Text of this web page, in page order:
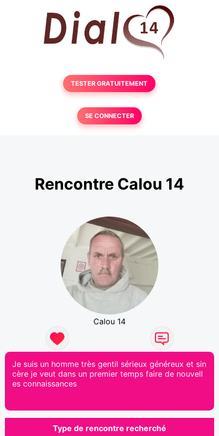
TESTER GRATUITEMENT
SE CONNECTER
Rencontre Calou 14
Calou 14
Je suis un homme très gentil sérieux généreux et sin
cère je veut dans un premier temps faire de nouvell
es connaissances
Type de rencontre recherché